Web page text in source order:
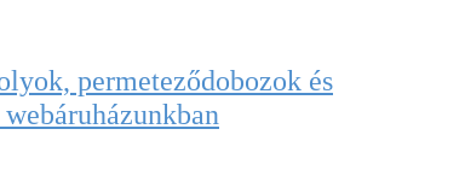
permeteződobozok és